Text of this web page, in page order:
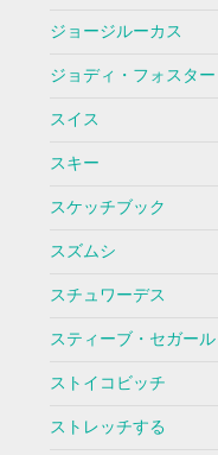
ジョージルーカス
ジョディ・フォスター
スイス
スキー
スケッチブック
スズムシ
スチュワーデス
スティーブ・セガール
ストイコビッチ
ストレッチする